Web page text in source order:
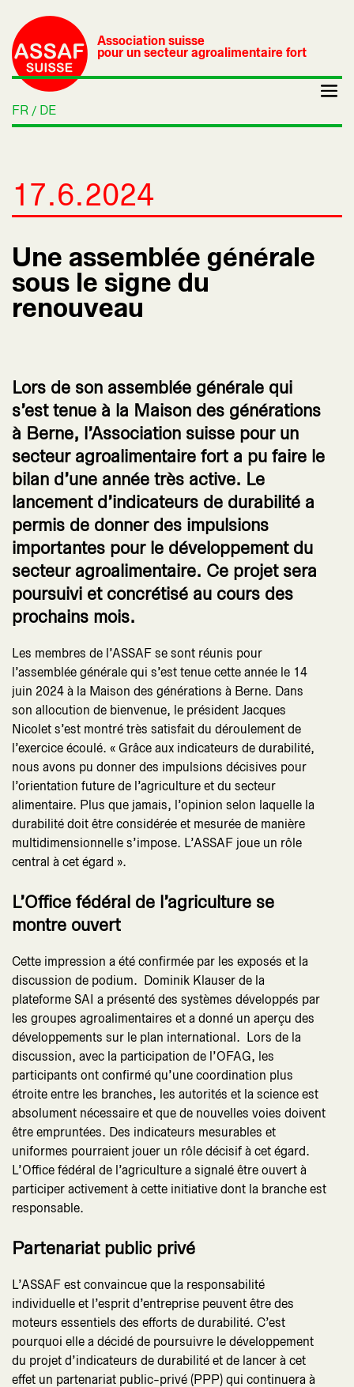
FR DE
Association suisse
pour un secteur agroalimentaire fort
17.6.2024
Une assemblée générale
sous le signe du
renouveau
Lors de son assemblée générale qui
s’est tenue à la Maison des générations
à Berne, l’Association suisse pour un
secteur agroalimentaire fort a pu faire le
bilan d’une année très active. Le
lancement d’indicateurs de durabilité a
permis de donner des impulsions
importantes pour le développement du
secteur agroalimentaire. Ce projet sera
poursuivi et concrétisé au cours des
prochains mois.
Les membres de l’ASSAF se sont réunis pour
l’assemblée générale qui s’est tenue cette année le 14
juin 2024 à la Maison des générations à Berne. Dans
son allocution de bienvenue, le président Jacques
Nicolet s’est montré très satisfait du déroulement de
l’exercice écoulé. « Grâce aux indicateurs de durabilité,
nous avons pu donner des impulsions décisives pour
l’orientation future de l’agriculture et du secteur
alimentaire. Plus que jamais, l’opinion selon laquelle la
durabilité doit être considérée et mesurée de manière
multidimensionnelle s’impose. L’ASSAF joue un rôle
central à cet égard ».
L’Office fédéral de l’agriculture se
montre ouvert
Cette impression a été confirmée par les exposés et la
discussion de podium. Dominik Klauser de la
plateforme SAI a présenté des systèmes développés par
les groupes agroalimentaires et a donné un aperçu des
développements sur le plan international. Lors de la
discussion, avec la participation de l’OFAG, les
participants ont confirmé qu’une coordination plus
étroite entre les branches, les autorités et la science est
absolument nécessaire et que de nouvelles voies doivent
être empruntées. Des indicateurs mesurables et
uniformes pourraient jouer un rôle décisif à cet égard.
L’Office fédéral de l’agriculture a signalé être ouvert à
participer activement à cette initiative dont la branche est
responsable.
Partenariat public privé
L’ASSAF est convaincue que la responsabilité
individuelle et l’esprit d’entreprise peuvent être des
moteurs essentiels des efforts de durabilité. C’est
pourquoi elle a décidé de poursuivre le développement
du projet d’indicateurs de durabilité et de lancer à cet
effet un partenariat public-privé (PPP) qui continuera à